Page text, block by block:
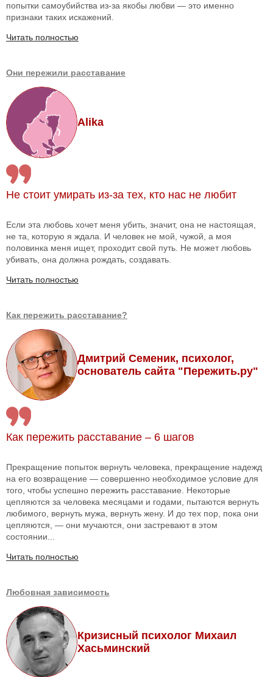
попытки самоубийства из-за якобы любви — это именно
признаки таких искажений.
Читать полностью
Они пережили расставание
Alika
Не стоит умирать из-за тех, кто нас не любит
Если эта любовь хочет меня убить, значит, она не настоящая,
не та, которую я ждала. И человек не мой, чужой, а моя
половинка меня ищет, проходит свой путь. Не может любовь
убивать, она должна рождать, создавать.
Читать полностью
Как пережить расставание?
Дмитрий Семеник, психолог,
основатель сайта "Пережить.ру"
Как пережить расставание – 6 шагов
Прекращение попыток вернуть человека, прекращение надежд
на его возвращение — совершенно необходимое условие для
того, чтобы успешно пережить расставание. Некоторые
цепляются за человека месяцами и годами, пытаются вернуть
любимого, вернуть мужа, вернуть жену. И до тех пор, пока они
цепляются, — они мучаются, они застревают в этом
состоянии...
Читать полностью
Любовная зависимость
Кризисный психолог Михаил
Хасьминский